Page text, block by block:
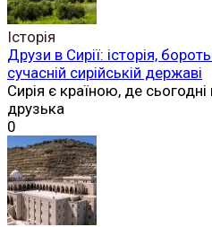
Історія
Друзи в Сирії: історія,
сучасній сирійській державі
Сирія є країною, де
друзька
0